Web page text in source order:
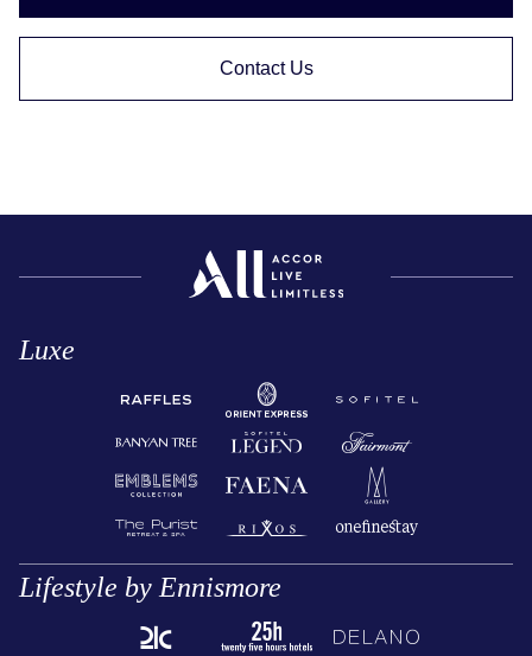
Contact Us
Luxe
Lifestyle by Ennismore